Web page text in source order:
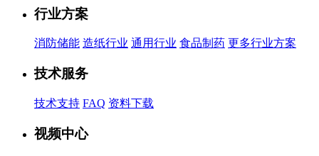
行业方案
消防储能 造纸行业 通用行业 食品制药 更多行业方案
技术服务
技术支持 FAQ 资料下载
视频中心